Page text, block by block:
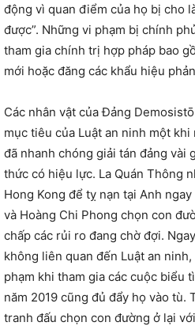
động vì quan điểm của họ bị cho
được”. Những vi phạm bị chính
tham gia chính trị hợp pháp bao
mới hoặc đăng các khẩu hiệu
Các nhân vật của Đảng
mục tiêu của Luật an ninh một khi
đã nhanh chóng giải tán đảng vài
thức có hiệu lực. La Quán Thông
Hong Kong để tỵ nạn tại Anh
và Hoàng Chi Phong chọn con
chấp các rủi ro đang chờ đợi.
không liên quan đến Luật an
phạm khi tham gia các cuộc biểu
năm 2019 cũng đủ đẩy họ vào tù.
tranh đấu chọn con đường ở lại